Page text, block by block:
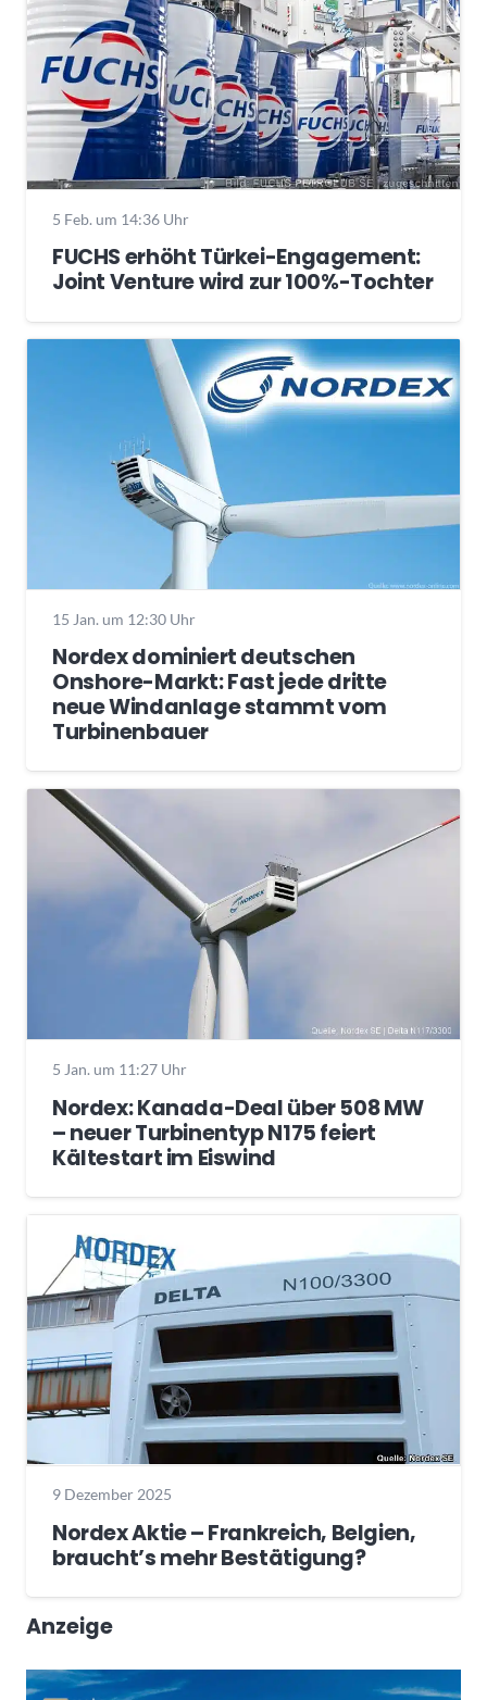
5 Feb. um 14:36 Uhr
FUCHS erhöht Türkei-Engagement:
Joint Venture wird zur 100%-Tochter
15 Jan. um 12:30 Uhr
Nordex dominiert deutschen
Onshore-Markt: Fast jede dritte
neue Windanlage stammt vom
Turbinenbauer
5 Jan. um 11:27 Uhr
Nordex: Kanada-Deal über 508 MW
– neuer Turbinentyp N175 feiert
Kältestart im Eiswind
9 Dezember 2025
Nordex Aktie – Frankreich, Belgien,
braucht’s mehr Bestätigung?
Anzeige